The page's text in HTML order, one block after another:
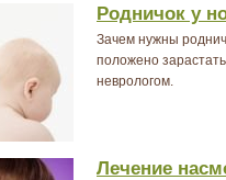
Родничок у
Зачем нужны
положено
неврологом.
Лечение